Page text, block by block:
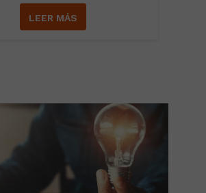
LEER MÁS